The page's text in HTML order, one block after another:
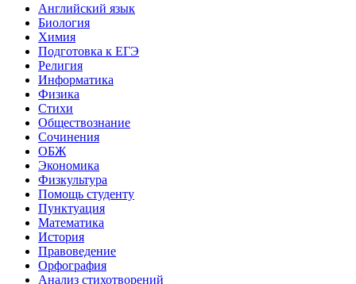
Английский язык
Биология
Химия
Подготовка к ЕГЭ
Религия
Информатика
Физика
Стихи
Обществознание
Сочинения
ОБЖ
Экономика
Физкультура
Помощь студенту
Пунктуация
Математика
История
Правоведение
Орфография
Анализ стихотворений